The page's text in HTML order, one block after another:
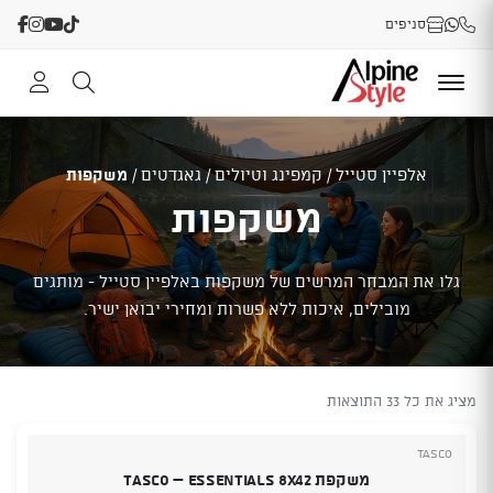
סניפים
אלפיין סטייל/קמפינג וטיולים/גאגדטים/ משקפות
משקפות
גלו את המבחר המרשים של משקפות באלפיין סטייל - מותגים
מובילים, איכות ללא פשרות ומחירי יבואן ישיר.
מציג את כל 33 התוצאות
Tasco
משקפת TASCO – ESSENTIALS 8X42